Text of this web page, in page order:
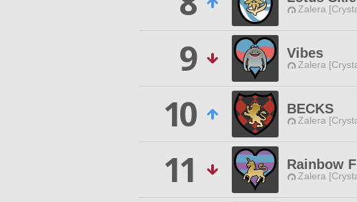
Zalera
9
Vibes
Zalera
10
BECKS
Zalera
11
Rainbow
Zalera